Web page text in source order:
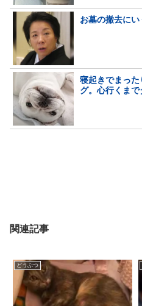
お墓の撤去に
寝起きでまっ
グ。心行くま
関連記事
どうぶつ